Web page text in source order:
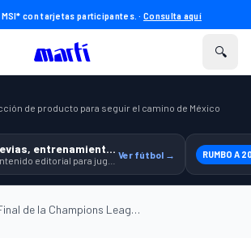
MSI* con tarjetas participantes. ·Consulta aquí
🔍
de producto para seguir el camino de México
Previas, entrenamiento y producto Ver fútbol → RUMBO A
La Final de la Champions League: Una mir...